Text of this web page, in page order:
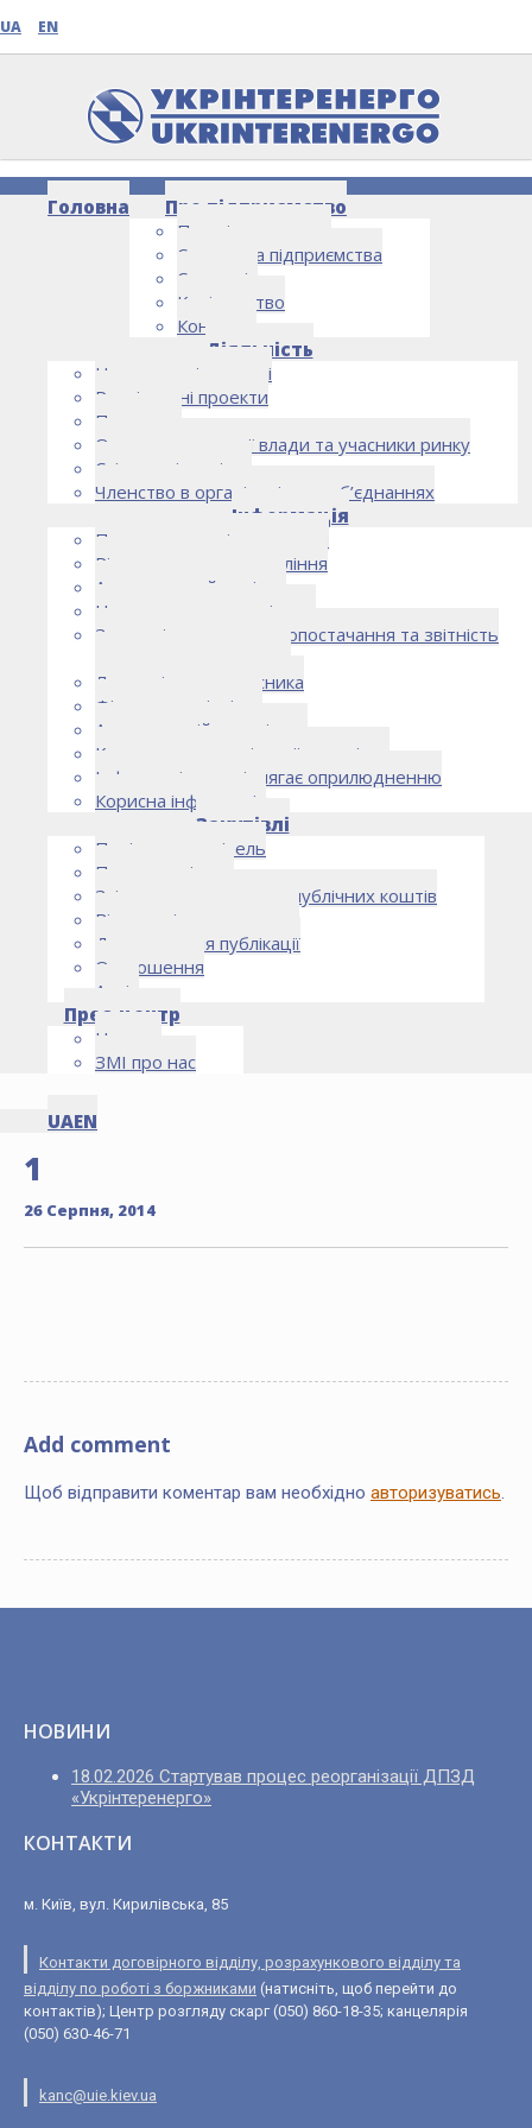
UA EN
Головна
Про підприємство
Про підприємство
Структура підприємства
Стратегія
Керівництво
Контакти
Діяльність
Напрямки діяльності
Реалізовані проекти
Партнери
Органи державної влади та учасники ринку
Спільна діяльність
Членство в організаціях та об’єднаннях
Інформація
Правоустановчі документи
Рішення органу управління
Аудиторський комітет
Нормативно-правові акти
Загальні умови електропостачання та звітність
Лист очікувань власника
Фінансова звітність
Антикорупційна політика
Кодекс етики та ділової поведінки
Інформація, що підлягає оприлюдненню
Корисна інформація
Закупівлі
Політика закупівель
План закупівель
Звіт про використання публічних коштів
Відомості про договори
Договори для публікації
Оголошення
Архів
Прес-центр
Новини
ЗМІ про нас
UAEN
НОВИНИ
1
26 Серпня, 2014
Add comment
Щоб відправити коментар вам необхідно авторизуватись
НОВИНИ
18.02.2026 Стартував процес реорганізації ДПЗД
«Укрінтеренерго»
КОНТАКТИ
м. Київ, вул. Кирилівська, 85
Контакти договірного відділу, розрахункового відділу та
відділу по роботі з боржниками (натисніть, щоб перейти до
контактів); Центр розгляду скарг (050) 860-18-35; канцелярія
(050) 630-46-71
kanc@uie.kiev.ua